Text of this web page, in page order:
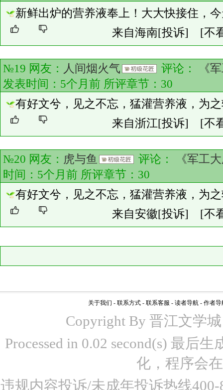
新鲜出炉的营养液奉上！大大快接住，
来自海南[投诉] [不
№19 网友： 人间烟火气 评论：
《
发表时间：5个月前 所评章节： 30
有好文兮，见之不忘，猛灌营养液，为
来自浙江[投诉] [不
№20 网友： 虎与鱼 评论：
《军工
时间：5个月前 所评章节： 30
有好文兮，见之不忘，猛灌营养液，为
来自安徽[投诉] [不
关于我们 - 联系方式 - 联系客服 - 读者导航 - 作者导
Copyright By 晋江文学
Processed in 0.02 second(s) 最后
化，程序会
违规内容投诉/未成年投诉热线